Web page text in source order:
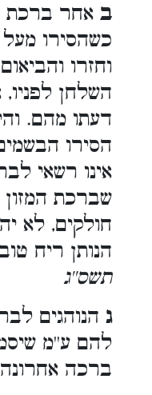
ב אחר ברכת
כשהסירו
וחזרו
השלחן
דעתו מהם.
הסירו
אינו רשאי
שברכת
חולקים, לא
הנותן ריח
תשס''ג
ג הנוהגים
להם ע''מ
ברכה